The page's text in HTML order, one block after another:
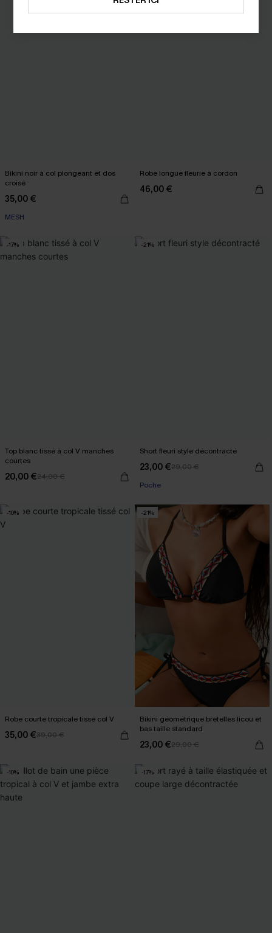
Bikini noir à col plongeant et dos
croisé
35,00 €
MESH
Robe longue fleurie à cordon
46,00 €
-17%
Top blanc tissé à col V manches
courtes
20,00 €24,00 €
-21%
Short fleuri style décontracté
23,00 €29,00 €
Poche
-10%
Robe courte tropicale tissé col V
35,00 €39,00 €
-21%
Bikini géométrique bretelles licou et
bas taille standard
23,00 €29,00 €
-10% -17%